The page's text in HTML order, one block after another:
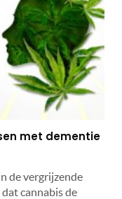
met dementie
de vergrijzende
cannabis de